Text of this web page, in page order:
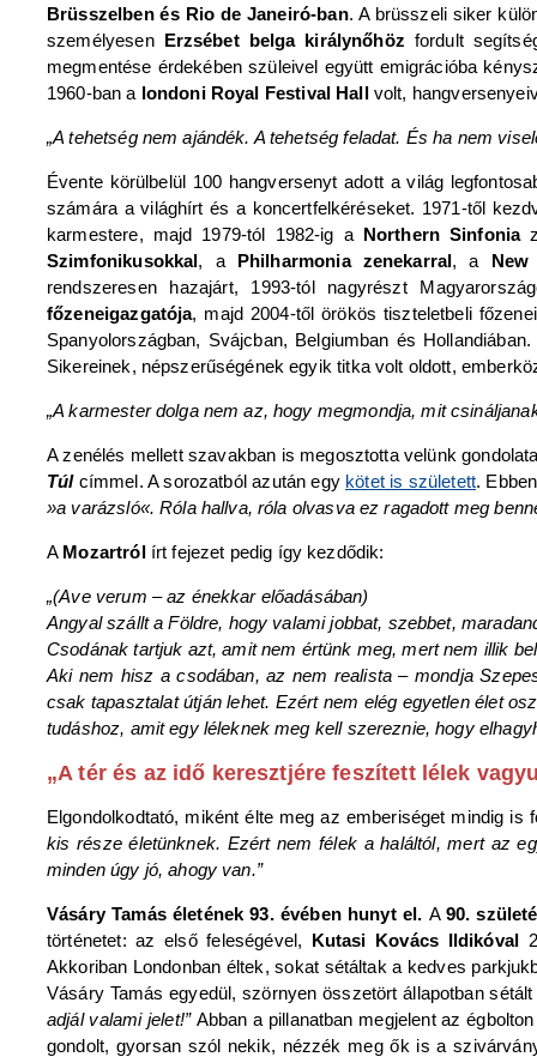
Brüsszelben és Rio de Janeiró-ban. A brüsszeli siker
személyesen Erzsébet belga királynőhöz fordult
megmentése érdekében szüleivel együtt emigrációba
1960-ban a londoni Royal Festival Hall volt,
„A tehetség nem ajándék. A tehetség feladat. És ha nem
Évente körülbelül 100 hangversenyt adott a világ
számára a világhírt és a koncertfelkéréseket. 1971-től
karmestere, majd 1979-tól 1982-ig a Northern Sinfonia
Szimfonikusokkal, a Philharmonia zenekarral, a
rendszeresen hazajárt, 1993-tól nagyrészt
főzeneigazgatója, majd 2004-től örökös tiszteletbeli
Spanyolországban, Svájcban, Belgiumban és
Sikereinek, népszerűségének egyik titka volt oldott,
„A karmester dolga nem az, hogy megmondja, mit
A zenélés mellett szavakban is megosztotta velünk
Túlcímmel. A sorozatból azután egy kötet is született.
»a varázsló«. Róla hallva, róla olvasva ez ragadott meg
A Mozartrólírt fejezet pedig így kezdődik:
„(Ave verum – az énekkar előadásában)
Angyal szállt a Földre, hogy valami jobbat, szebbet,
Csodának tartjuk azt, amit nem értünk meg, mert nem illik
Aki nem hisz a csodában, az nem realista – mondja
csak tapasztalat útján lehet. Ezért nem elég egyetlen élet
tudáshoz, amit egy léleknek meg kell szereznie, hogy
„A tér és az idő keresztjére feszített lélek
Elgondolkodtató, miként élte meg az emberiséget mindig
kis része életünknek. Ezért nem félek a haláltól, mert az
minden úgy jó, ahogy van.”
Vásáry Tamás életének 93. évében hunyt el. A 90.
történetet: az első feleségével, Kutasi Kovács Ildikóval
Akkoriban Londonban éltek, sokat sétáltak a kedves
Vásáry Tamás egyedül, szörnyen összetört állapotban
adjál valami jelet!” Abban a pillanatban megjelent az
gondolt, gyorsan szól nekik, nézzék meg ők is a